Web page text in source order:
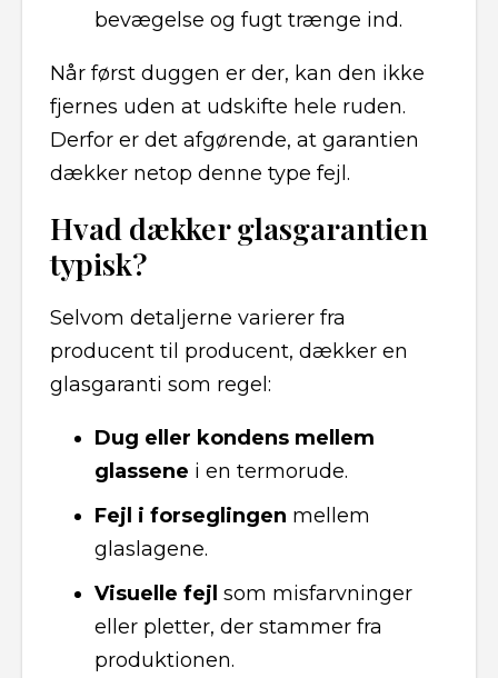
bevægelse og fugt trænge ind.
Når først duggen er der, kan den ikke
fjernes uden at udskifte hele ruden.
Derfor er det afgørende, at garantien
dækker netop denne type fejl.
Hvad dækker glasgarantien
typisk?
Selvom detaljerne varierer fra
producent til producent, dækker en
glasgaranti som regel:
Dug eller kondens mellem
glassene i en termorude.
Fejl i forseglingen mellem
glaslagene.
Visuelle fejl som misfarvninger
eller pletter, der stammer fra
produktionen.